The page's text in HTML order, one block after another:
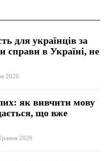
для українців за
справи в Україні, не
2026
як вивчити мову
що вже
2026